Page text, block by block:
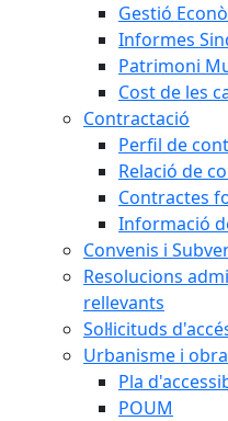
Gestió
Informes
Patrimoni
Cost de les
Contractació
Perfil de
Relació de
Contractes
Informació
Convenis i
Resolucions
rellevants
Sol·licituds
Urbanisme i
Pla
POUM